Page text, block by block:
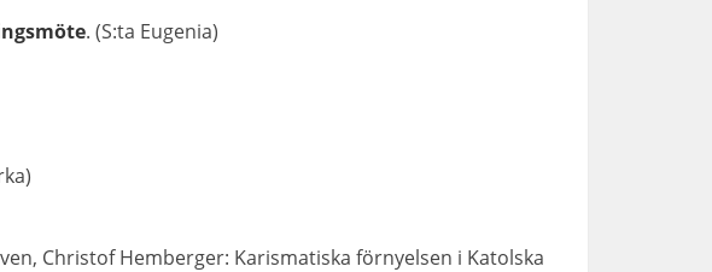
. (S:ta Eugenia)
Christof Hemberger: Karismatiska förnyelsen i Katolska